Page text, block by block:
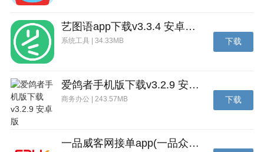
艺图语app下载v3.3.4 安卓免费版
系统工具 | 34.33MB 下载
爱鸽者手机版下载v3.2.9 安卓版
商务办公 | 243.57MB 下载
一品威客网接单app(一品众包)下载v2.7.1 安卓最新版